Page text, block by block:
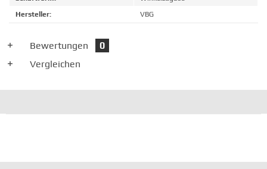
Hersteller:
VBG
Bewertungen
0
Vergleichen